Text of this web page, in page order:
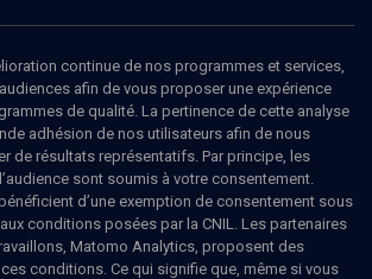
Bordeaux
professeur de littérature à l'Université
de Fabula. (Mise à jour: mai 2010)
J’aime
continue de nos programmes et services,
afin de vous proposer une expérience
de qualité. La pertinence de cette analyse
adhésion de nos utilisateurs afin de nous
de résultats représentatifs. Par principe, les
sont soumis à votre consentement.
d’une exemption de consentement sous
conditions posées par la CNIL. Les partenaires
Matomo Analytics, proposent des
conditions. Ce qui signifie que, même si vous